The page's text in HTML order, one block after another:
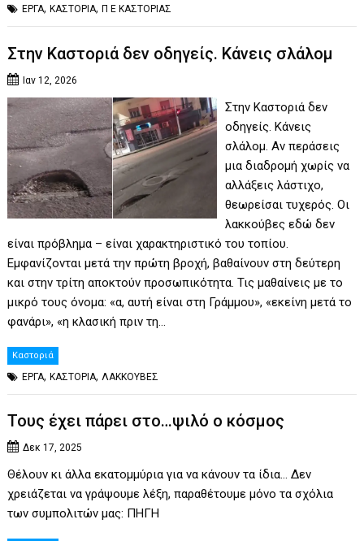
ΕΡΓΑ,ΚΑΣΤΟΡΙΑ,Π Ε ΚΑΣΤΟΡΙΑΣ
Στην Καστοριά δεν οδηγείς. Κάνεις σλάλομ
Ιαν 12, 2026
Στην Καστοριά δεν
οδηγείς. Κάνεις
σλάλομ. Αν περάσεις
μια διαδρομή χωρίς να
αλλάξεις λάστιχο,
θεωρείσαι τυχερός. Οι
λακκούβες εδώ δεν
είναι πρόβλημα – είναι χαρακτηριστικό του τοπίου.
Εμφανίζονται μετά την πρώτη βροχή, βαθαίνουν στη δεύτερη
και στην τρίτη αποκτούν προσωπικότητα. Τις μαθαίνεις με το
μικρό τους όνομα: «α, αυτή είναι στη Γράμμου», «εκείνη μετά το
φανάρι», «η κλασική πριν τη…
Καστοριά
ΕΡΓΑ,ΚΑΣΤΟΡΙΑ, ΛΑΚΚΟΥΒΕΣ
Τους έχει πάρει στο…ψιλό ο κόσμος
Δεκ 17, 2025
Θέλουν κι άλλα εκατομμύρια για να κάνουν τα ίδια… Δεν
χρειάζεται να γράψουμε λέξη, παραθέτουμε μόνο τα σχόλια
των συμπολιτών μας: ΠΗΓΗ